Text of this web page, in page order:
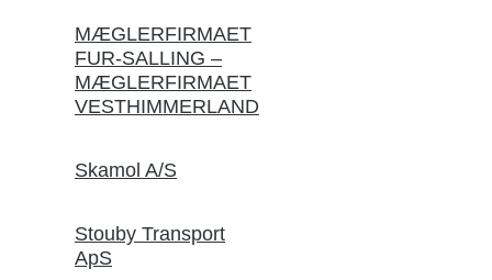
MÆGLERFIRMAET
FUR-SALLING –
MÆGLERFIRMAET
VESTHIMMERLAND
Skamol A/S
Stouby Transport
ApS